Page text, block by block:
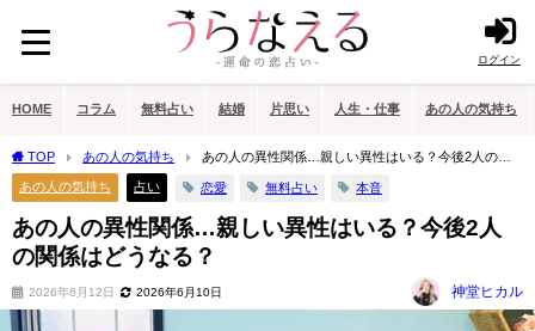
ログイン
HOME コラム 無料占い 結婚 片思い 人生・仕事 あの人の気持ち
TOP あの人の気持ち
あの人の異性関係…親しい異性はいる？今後2人の関
係はどうなる？
あの人の気持ち 占い 恋愛 無料占い 本音
あの人の異性関係…親しい異性はいる？今後2人
の関係はどうなる？
2026年6月12日 2026年6月10日 神堂ヒカル